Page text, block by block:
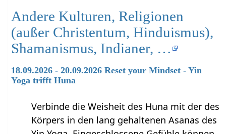
Andere Kulturen, Religionen
(außer Christentum, Hinduismus),
Shamanismus, Indianer, …
18.09.2026 - 20.09.2026 Reset your Mindset - Yin
Yoga trifft Huna
Verbinde die Weisheit des Huna mit der des
Körpers in den lang gehaltenen Asanas des